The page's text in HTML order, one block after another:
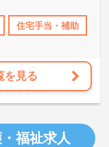
制度あり
住宅手当・補助
を見る
福祉求人